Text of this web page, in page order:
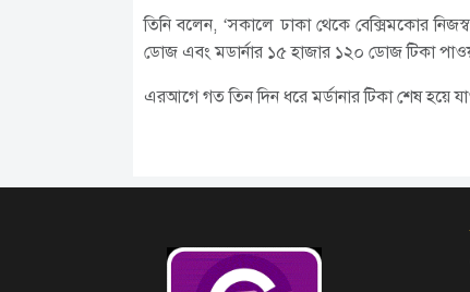
তিনি বলেন, ‘সকালে ঢাকা থেকে বেক্সিমকোর
ডোজ এবং মডার্নার ১৫ হাজার ১২০ ডোজ টিকা
এরআগে গত তিন দিন ধরে মর্ডানার টিকা শেষ হয়ে